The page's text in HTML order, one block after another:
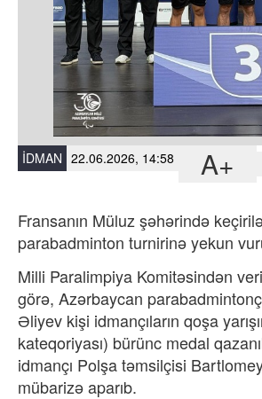
İDMAN 22.06.2026, 14:58 A+
Fransanın Müluz şəhərində
parabadminton turnirinə yekun
Milli Paralimpiya Komitəsindən
görə, Azərbaycan
Əliyev kişi idmançıların qoşa
kateqoriyası) bürünc medal
idmançı Polşa təmsilçisi
mübarizə aparıb.